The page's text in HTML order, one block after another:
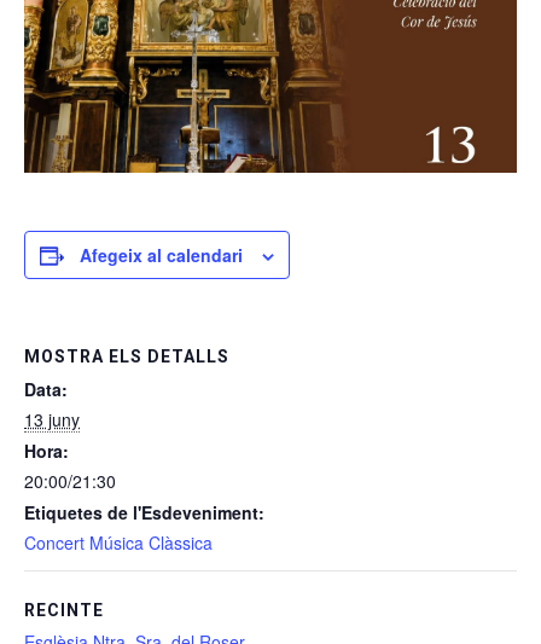
Afegeix al calendari
MOSTRA ELS DETALLS
Data:
13 juny
Hora:
20:00/21:30
Etiquetes de l'Esdeveniment:
Concert Música Clàssica
RECINTE